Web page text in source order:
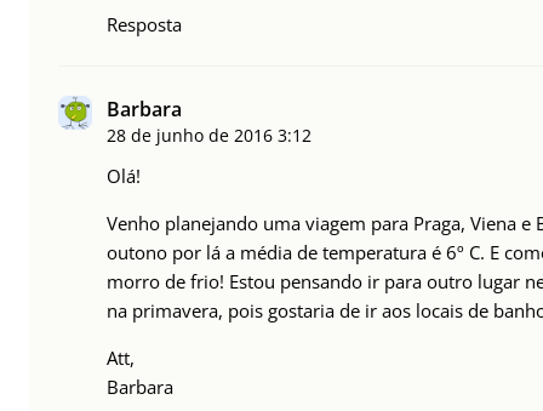
Resposta
Barbara
28 de junho de 2016 3:12
Olá!
Venho planejando uma viagem para Praga, Viena
outono por lá a média de temperatura é 6º C. E
morro de frio! Estou pensando ir para outro lugar
na primavera, pois gostaria de ir aos locais de
Att,
Barbara